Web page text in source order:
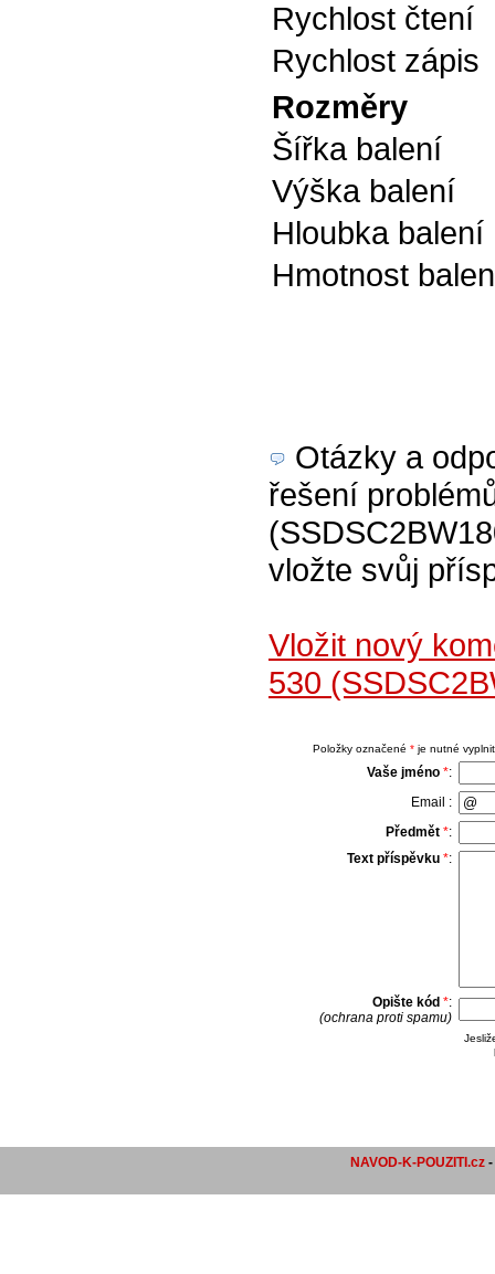
Rychlost čtení
Rychlost zápis
Rozměry
Šířka balení
Výška balení
Hloubka balení
Hmotnost
Otázky a
řešení
vložte svůj
Vložit nový
530
Položky označené *je nutné
Vaše jméno *:
Email :
Předmět *:
Text příspěvku *:
Opište kód *:
(ochrana proti spamu)
NAVOD-K-POUZITI.cz